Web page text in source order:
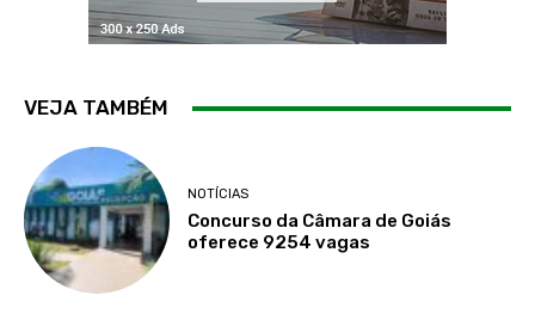
VEJA TAMBÉM
NOTÍCIAS
Concurso da Câmara de Goiás
oferece 9254 vagas